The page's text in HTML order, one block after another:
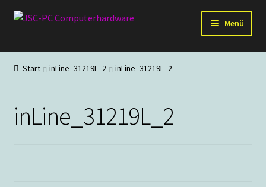
Zur
Zum
Menü
Hardware
Staubschutz
Start inLine_31219L_2 inLine_31219L_2
inLine_31219L_2